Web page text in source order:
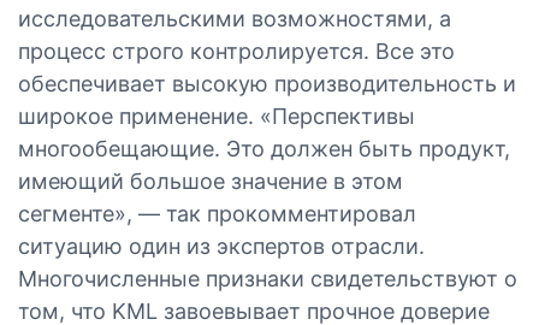
исследовательскими возможностями, а
процесс строго контролируется. Все это
обеспечивает высокую производительность и
широкое применение. «Перспективы
многообещающие. Это должен быть продукт,
имеющий большое значение в этом
сегменте», — так прокомментировал
ситуацию один из экспертов отрасли.
Многочисленные признаки свидетельствуют о
том, что KML завоевывает прочное доверие